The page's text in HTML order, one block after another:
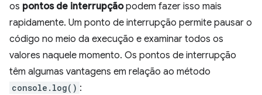
os pontos de interrupçãopodem fazer isso mais
rapidamente. Um ponto de interrupção permite pausar o
código no meio da execução e examinar todos os
valores naquele momento. Os pontos de interrupção
têm algumas vantagens em relação ao método
console.log() :